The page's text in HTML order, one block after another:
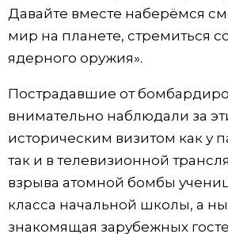
Давайте вместе наберёмся
мир на планете, стремиться
ядерного оружия».
Пострадавшие от
внимательно наблюдали за
историческим визитом как у
так и в телевизионной
взрыва атомной бомбы
класса начальной школы, а
знакомящая зарубежных